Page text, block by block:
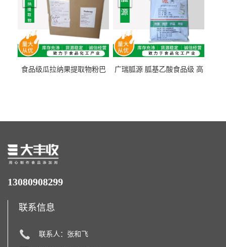
食品级瓜拉纳果提取物粉巴
广瑞胍源 胍基乙酸食品级 高
13080908299
联系信息
联系人：张和飞